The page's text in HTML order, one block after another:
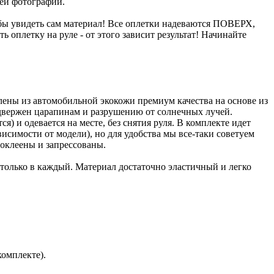
увидеть сам материал! Все оплетки надеваются ПОВЕРХ,
на руле - от этого зависит результат! Начинайте
из автомобильной экокожи премиум качества на основе из
царапинам и разрушению от солнечных лучей.
и одевается на месте, без снятия руля. В комплекте идет
от модели), но для удобства мы все-таки советуем
и запрессованы.
в каждый. Материал достаточно эластичный и легко